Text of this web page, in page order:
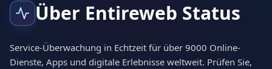
Über Entireweb Status
Service-Überwachung in Echtzeit für über 9000 Online-
Dienste, Apps und digitale Erlebnisse weltweit. Prüfen Sie,